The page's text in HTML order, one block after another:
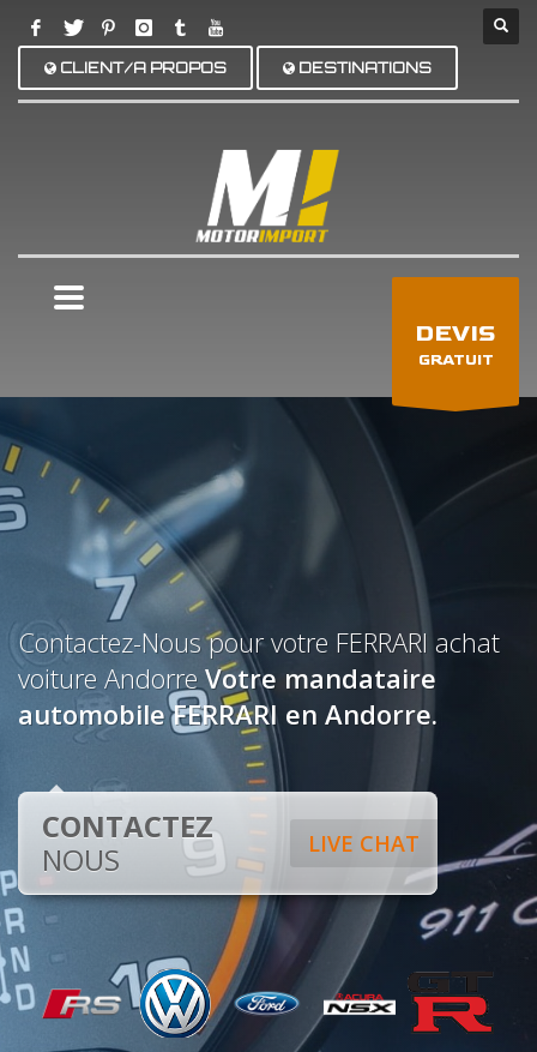
CLIENT/A PROPOS DESTINATIONS
DEVIS
GRATUIT
Contactez-Nous pour votre FERRARI achat
voiture AndorreVotre mandataire
automobile FERRARI en Andorre.
LIVE CHAT
CONTACTEZ
NOUS